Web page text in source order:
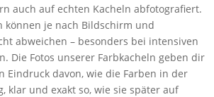
auch auf echten Kacheln abfotografiert.
können je nach Bildschirm und
abweichen – besonders bei intensiven
Die Fotos unserer Farbkacheln geben dir
Eindruck davon, wie die Farben in der
klar und exakt so, wie sie später auf